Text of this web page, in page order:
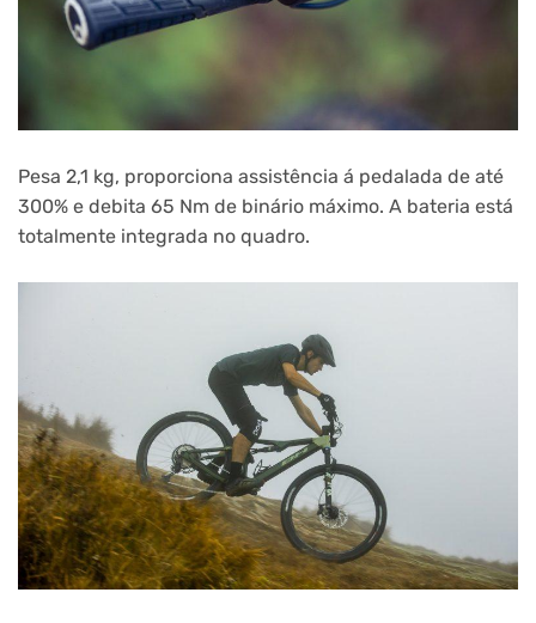
Pesa 2,1 kg, proporciona assistência á pedalada de até
300% e debita 65 Nm de binário máximo. A bateria está
totalmente integrada no quadro.